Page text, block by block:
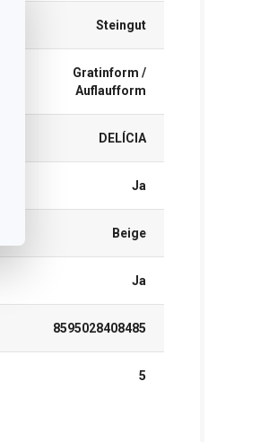
Steingut
Gratinform /
Auflaufform
DELÍCIA
Ja
Beige
Ja
8595028408485
5